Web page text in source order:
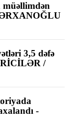
müəllimdən
3,5 dəfə
/
-